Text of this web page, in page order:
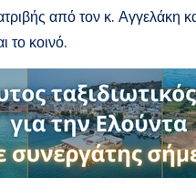
από τον κ. Αγγελάκη
το κοινό.